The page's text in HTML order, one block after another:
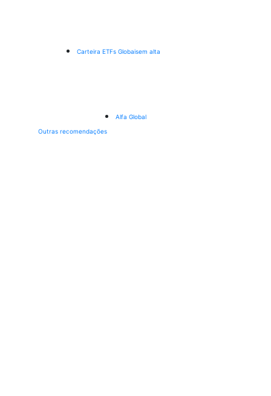
Carteira ETFs Globaisem alta
Alfa Global
Outras recomendações